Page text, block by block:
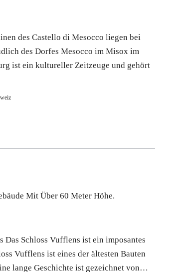
des Castello di Mesocco liegen bei
des Dorfes Mesocco im Misox im
ist ein kultureller Zeitzeuge und gehört
Mit Über 60 Meter Höhe.
Das Schloss Vufflens ist ein imposantes
Vufflens ist eines der ältesten Bauten
lange Geschichte ist gezeichnet von…